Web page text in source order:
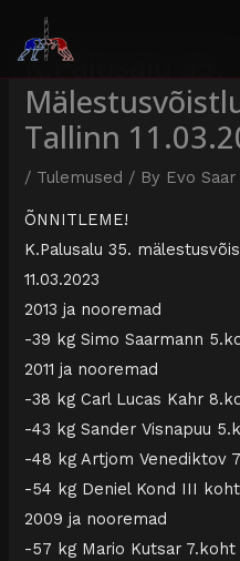
K.Palusalu 35.
Tallinn
/ Tulemused / By Evo Saar
ÕNNITLEME!
K.Palusalu 35.
11.03.2023
2013 ja nooremad
-39 kg Simo Saarmann
2011 ja nooremad
-38 kg Carl Lucas Kahr
-43 kg Sander Visnapuu
-48 kg Artjom Venediktov
-54 kg Deniel Kond III koht
2009 ja nooremad
-57 kg Mario Kutsar 7.koht